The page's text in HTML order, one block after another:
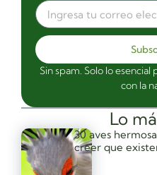
Lo
30 aves
creer que
Sin spam. Solo lo
con la